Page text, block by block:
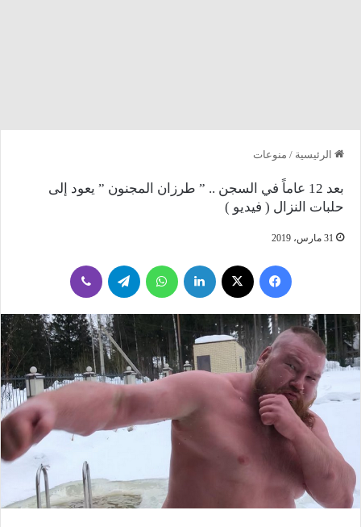
الرئيسية / منوعات
بعد 12 عاماً في السجن .. ” طرزان المجنون ” يعود إلى
حلبات النزال ( فيديو )
31 مارس، 2019
فيسبوك لينكدإن واتساب تيلقرام